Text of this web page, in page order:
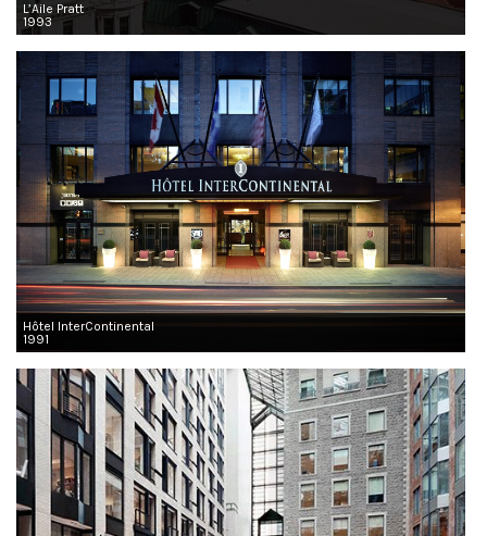
L’Aile Pratt
1993
Hôtel InterContinental
1991